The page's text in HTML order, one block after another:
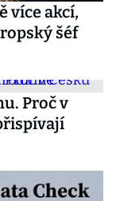
více akcí,
šéf
Proč v